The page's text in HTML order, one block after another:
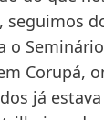
seguimos
o
Corupá,
já